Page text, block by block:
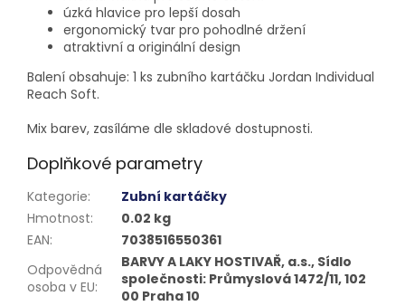
úzká hlavice pro lepší dosah
ergonomický tvar pro pohodlné držení
atraktivní a originální design
Balení obsahuje: 1 ks zubního kartáčku Jordan Individual
Reach Soft.
Mix barev, zasíláme dle skladové dostupnosti.
Doplňkové parametry
Kategorie:
Zubní kartáčky
Hmotnost:
0.02 kg
EAN:
7038516550361
Odpovědná
osoba v EU:
BARVY A LAKY HOSTIVAŘ, a.s., Sídlo
společnosti: Průmyslová 1472/11, 102
00 Praha 10